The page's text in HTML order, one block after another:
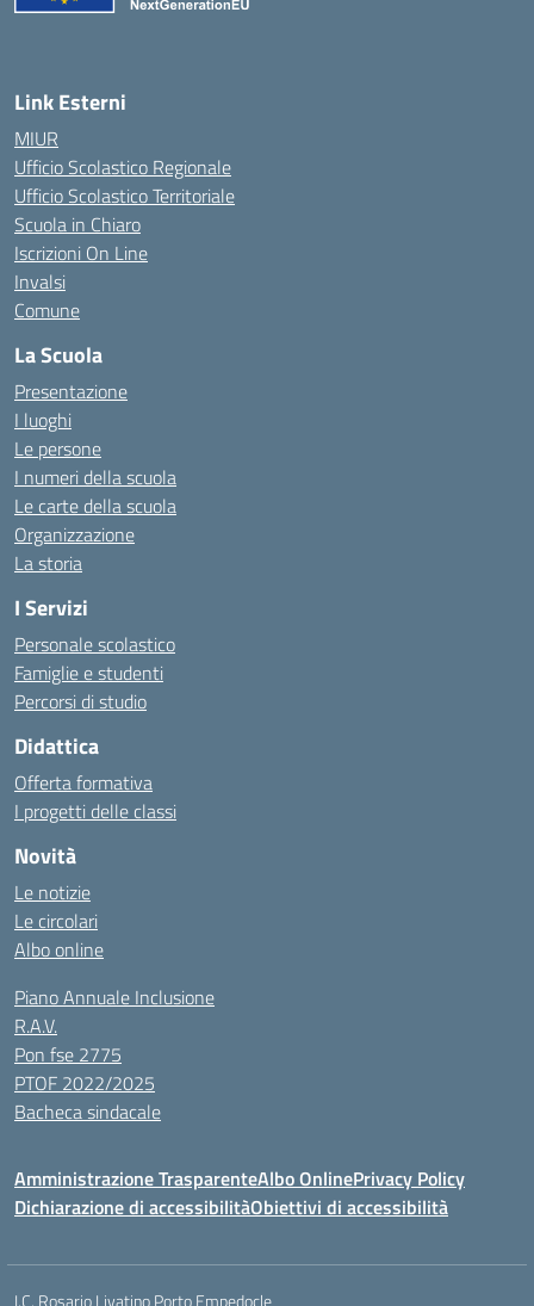
Link Esterni
MIUR
Ufficio Scolastico Regionale
Ufficio Scolastico Territoriale
Scuola in Chiaro
Iscrizioni On Line
Invalsi
Comune
La Scuola
Presentazione
I luoghi
Le persone
I numeri della scuola
Le carte della scuola
Organizzazione
La storia
I Servizi
Personale scolastico
Famiglie e studenti
Percorsi di studio
Didattica
Offerta formativa
I progetti delle classi
Novità
Le notizie
Le circolari
Albo online
Piano Annuale Inclusione
R.A.V.
Pon fse 2775
PTOF 2022/2025
Bacheca sindacale
Amministrazione TrasparenteAlbo OnlinePrivacy Policy
Dichiarazione di accessibilitàObiettivi di accessibilità
I.C. Rosario Livatino Porto Empedocle